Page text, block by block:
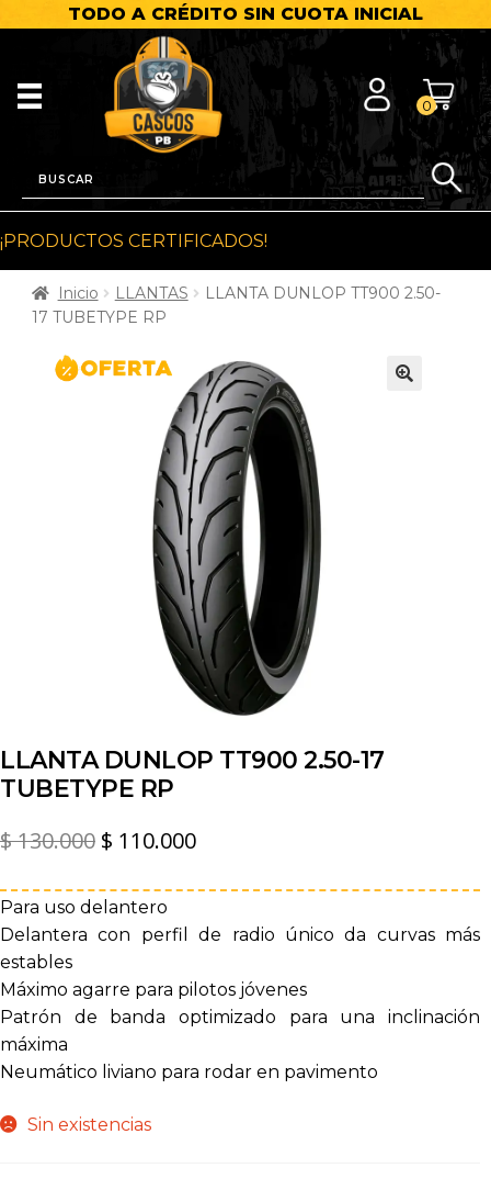
TODO A CRÉDITO SIN CUOTA INICIAL
0
¡PRODUCTOS CERTIFICADOS!
Inicio LLANTAS
LLANTA DUNLOP TT900 2.50-
17 TUBETYPE RP
LLANTA DUNLOP TT900 2.50-17
TUBETYPE RP
$130.000 El
original
era:
$ 130.000.
$ 110.000El
es:
$ 110.000.
Para uso delantero
Delantera con perfil de radio único da curvas más
estables
Máximo agarre para pilotos jóvenes
Patrón de banda optimizado para una inclinación
máxima
Neumático liviano para rodar en pavimento
Sin existencias